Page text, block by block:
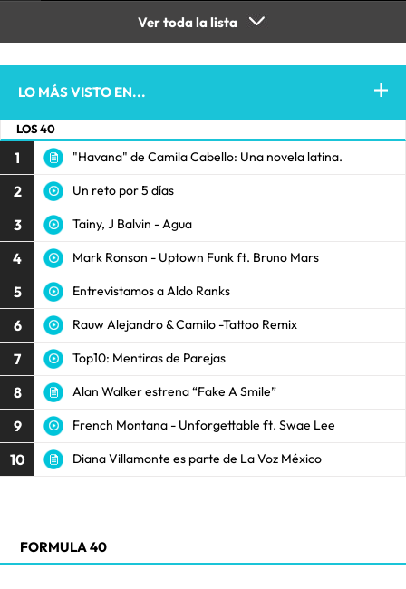
Ver toda la lista
LO MÁS VISTO EN...
LOS 40
1 "Havana" de Camila Cabello: Una novela latina.
2 Un reto por 5 días
3 Tainy, J Balvin - Agua
4 Mark Ronson - Uptown Funk ft. Bruno Mars
5 Entrevistamos a Aldo Ranks
6 Rauw Alejandro & Camilo -Tattoo Remix
7 Top10: Mentiras de Parejas
8 Alan Walker estrena “Fake A Smile”
9 French Montana - Unforgettable ft. Swae Lee
10 Diana Villamonte es parte de La Voz México
FORMULA 40